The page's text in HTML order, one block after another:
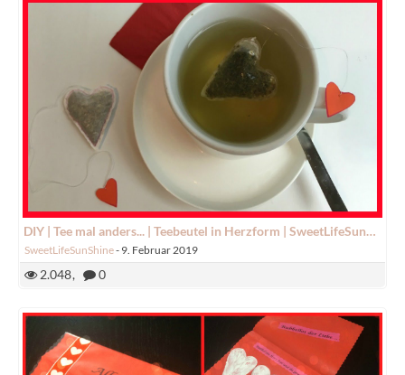
DIY | Tee mal anders... | Teebeutel in Herzform | SweetLifeSunShine
SweetLifeSunShine- 9. Februar 2019
2.048 0